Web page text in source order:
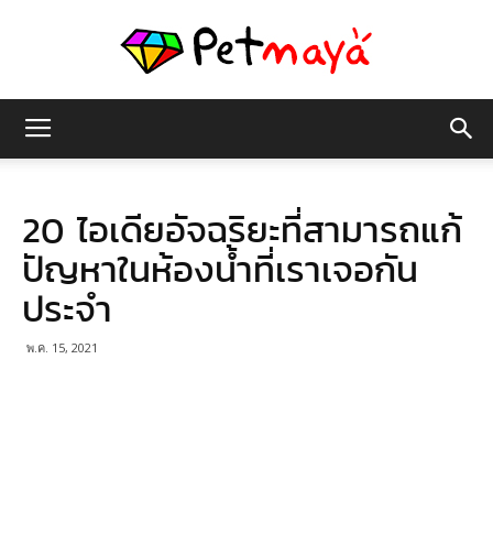
มายา
20 ไอเดียอัจฉริยะที่สามารถแก้
ปัญหาในห้องน้ำที่เราเจอกัน
ประจำ
พ.ค. 15, 2021